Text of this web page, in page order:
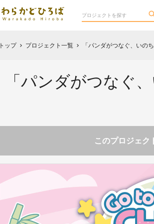
トップ chevron_right プロジェクト一覧 chevron_right 「パンダがつなぐ、いの
「パンダがつなぐ
このプロジェク